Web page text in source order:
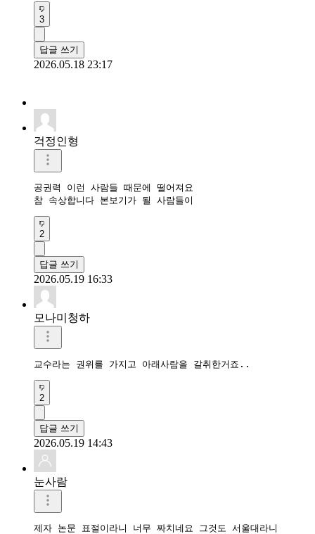
3
답글 쓰기
2026.05.18 23:17
걱정인형
공권력 이런 사람들 때문에 떨어져요
참 속상합니다 본보기가 될 사람들이
2
답글 쓰기
2026.05.19 16:33
모나미청하
교수라는 권위를 가지고 아래사람을 갈취한거죠..
2
답글 쓰기
2026.05.19 14:43
눈사람
제자 논문 표절이라니 너무 짜치네요 그것도 서울대라니